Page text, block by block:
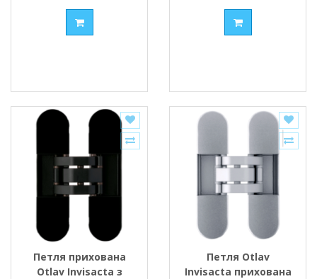
Петля прихована
Otlav Invisacta з
Петля Otlav
Invisacta прихована